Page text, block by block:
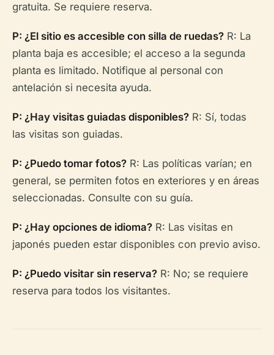
gratuita. Se requiere reserva.
P: ¿El sitio es accesible con silla de ruedas? R: La
planta baja es accesible; el acceso a la segunda
planta es limitado. Notifique al personal con
antelación si necesita ayuda.
P: ¿Hay visitas guiadas disponibles? R: Sí, todas
las visitas son guiadas.
P: ¿Puedo tomar fotos? R: Las políticas varían; en
general, se permiten fotos en exteriores y en áreas
seleccionadas. Consulte con su guía.
P: ¿Hay opciones de idioma? R: Las visitas en
japonés pueden estar disponibles con previo aviso.
P: ¿Puedo visitar sin reserva? R: No; se requiere
reserva para todos los visitantes.